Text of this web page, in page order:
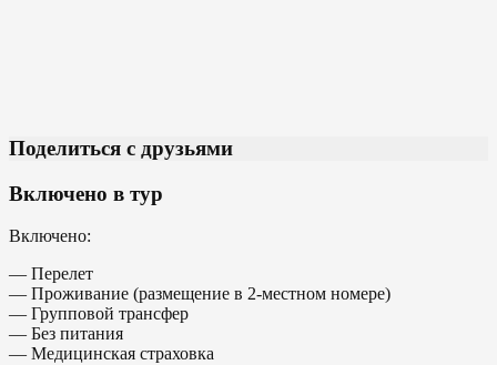
Поделиться с друзьями
Включено в тур
Включено:
— Перелет
— Проживание (размещение в 2-местном номере)
— Групповой трансфер
— Без питания
— Медицинская страховка